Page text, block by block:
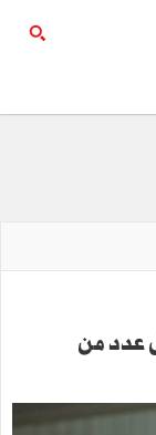
عدد من